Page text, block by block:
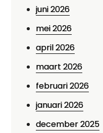
juni 2026
mei 2026
april 2026
maart 2026
februari 2026
januari 2026
december 2025